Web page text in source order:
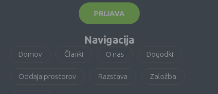
PRIJAVA
Navigacija
Domov Članki O nas Dogodki
Oddaja prostorov Razstava Založba